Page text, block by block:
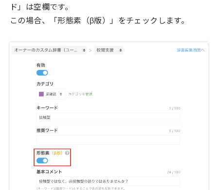
ド」は空欄です。
この場合、「形態素（β版）」をチェックします。